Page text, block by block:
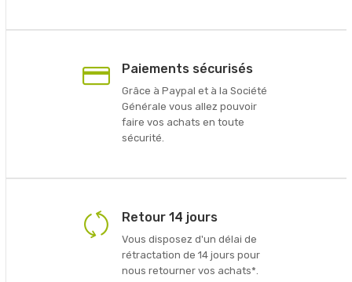
Paiements sécurisés
Grâce à Paypal et à la Société
Générale vous allez pouvoir
faire vos achats en toute
sécurité.
Retour 14 jours
Vous disposez d'un délai de
rétractation de 14 jours pour
nous retourner vos achats*.